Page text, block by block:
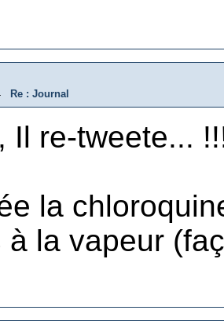
Re : Journal
Il re-tweete...
la
à la vapeur